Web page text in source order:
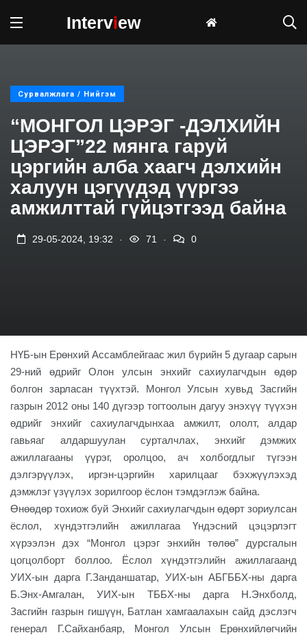
Interview
Сурвалжлага / Нийгэм
“МОНГОЛ ЦЭРЭГ -ДЭЛХИЙН
ЦЭРЭГ”22 мянга гаруй
цэргийн алба хаагч дэлхийн
халуун цэгүүдэд үүргээ
амжилттай гүйцэтгээд байна
29-05-2024, 19:32 71 0
НҮБ-ын Ерөнхий Ассамблейгаас жил бүрийн 5 дугаар сарын
29-ний өдрийг Олон улсын энхийг сахиулагчдын өдөр
болгон зарласан түүхтэй. Монгол Улсын хувьд Засгийн
газрын 2012 оны 140 дүгээр тогтоолын дагуу энэхүү түүхэн
өдрийг энхийг сахиулагчдынхаа амжилт, ололт, алдар
гавьяаг алдаршуулан сурталчлах, энхийг дэмжих
ажиллагааны үүрэг, оролцоо, ач холбогдлыг түгээн
дэлгэрүүлэх, иргэн-цэргийн харилцааг бэхжүүлэхэд
дэмжлэг үзүүлэх зорилгоор ёслон тэмдэглэж байна.
Өнөөдөр тохиож буй Энхийг сахиулагчдын өдөрт зориулсан
ёслол, хүндэтгэлийн ажиллагаа Үндэсний цэцэрлэгт
хүрээлэн дэх “Монгол цэрэг энхийн төлөө” дурсгалын
цогцолборт боллоо. Ёслол хүндэтгэлийн ажиллагаанд
УИХ-ын дарга Г.Занданшатар, УИХ-ын АБГББХ-ны дарга
Б.Энх-Амгалан, УИХ-ын ТББХ-ны дарга Н.Энхболд,
Засгийн газрын гишүүн, Батлан хамгаалахын сайд дэслэгч
генерал Г.Сайханбаяр, Монгол Улсын Ерөнхийлөгчийн